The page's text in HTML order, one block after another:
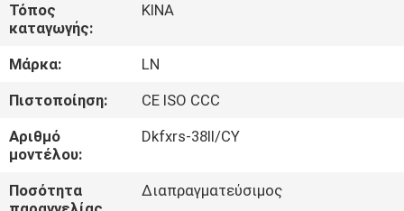
ΣΧΕΤΙΚΆ
ΜΕ
ΕΜΆΣ
ΕΠΙΣΚΕΨΉ
ΕΡΓΟΣΤΑΣΊΟΥ
Τόπος
καταγωγής:
ΚΙΝΑ
Μάρκα:
LN
Πιστοποίηση:
CE ISO CCC
Αριθμό
μοντέλου:
Dkfxrs-38II/CY
Ποσότητα
Διαπραγματεύσιμος